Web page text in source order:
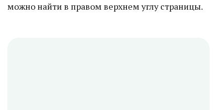
можно найти в правом верхнем углу страницы.